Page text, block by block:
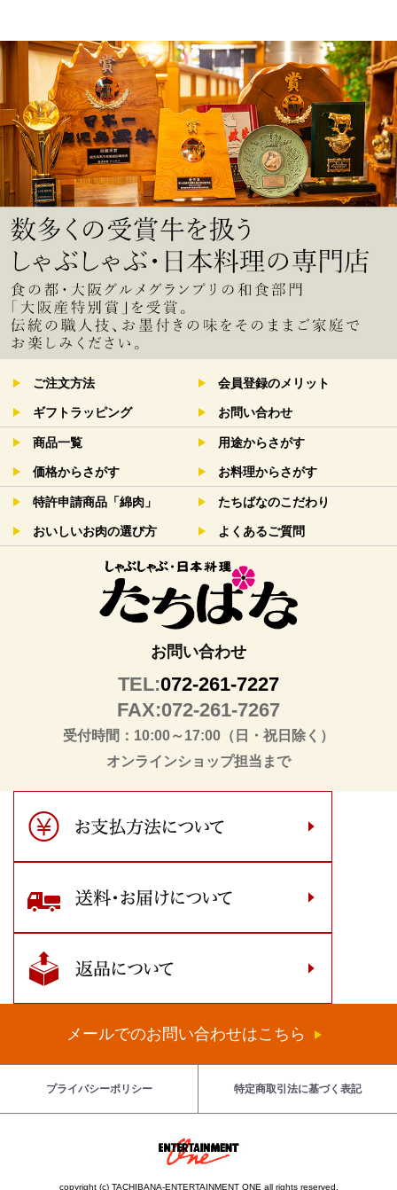
ご注文方法 会員登録のメリット
ギフトラッピング お問い合わせ
商品一覧 用途からさがす
価格からさがす お料理からさがす
特許申請商品「綿肉」 たちばなのこだわり
おいしいお肉の選び方 よくあるご質問
お問い合わせ
TEL:072-261-7227
FAX:072-261-7267
受付時間：10:00～17:00（日・祝日除く）
オンラインショップ担当まで
メールでのお問い合わせはこちら
プライバシーポリシー 特定商取引法に基づく表記
copyright (c) TACHIBANA-ENTERTAINMENT ONE all rights reserved.